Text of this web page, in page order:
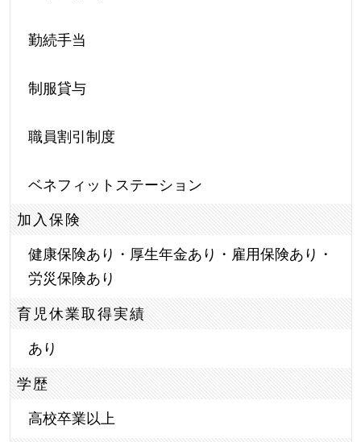
勤続手当
制服貸与
職員割引制度
ベネフィットステーション
加入保険
健康保険あり・厚生年金あり・雇用保険あり・
労災保険あり
育児休業取得実績
あり
学歴
高校卒業以上